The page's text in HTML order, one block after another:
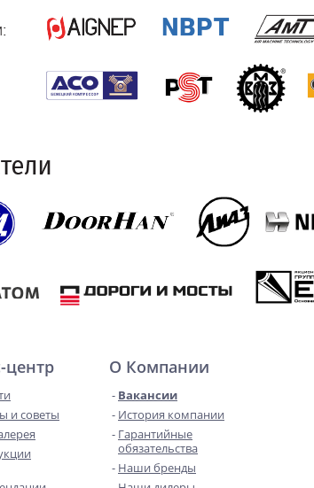
центр
и советы
О Компании
Вакансии
История компании
Гарантийные
обязательства
Наши бренды